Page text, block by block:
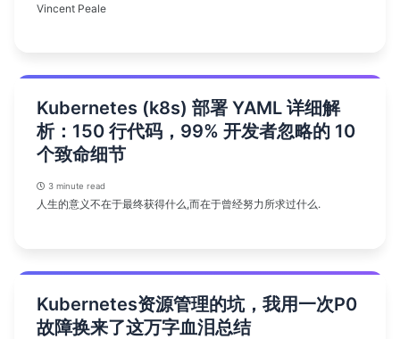
Vincent Peale
Kubernetes (k8s) 部署 YAML 详细解
析：150 行代码，99% 开发者忽略的 10
个致命细节
3 minute read
人生的意义不在于最终获得什么,而在于曾经努力所求过什么.
Kubernetes资源管理的坑，我用一次P0
故障换来了这万字血泪总结